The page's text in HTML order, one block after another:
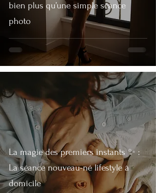
bien plus qu’une simple séance
photo
La magie des premiers instants ✨ :
La séance nouveau-né lifestyle à
domicile